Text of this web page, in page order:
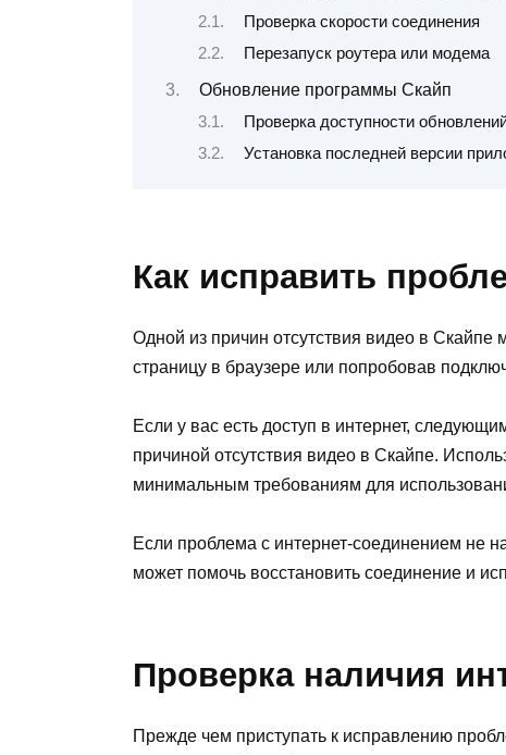
Проверка скорости соединения
Перезапуск роутера или модема
Обновление программы Скайп
Проверка доступности
Установка последней версии
Как исправить
Одной из причин отсутствия видео в Скайпе
страницу в браузере или попробовав
Если у вас есть доступ в интернет,
причиной отсутствия видео в Скайпе.
минимальным требованиям для
Если проблема с интернет-соединением не
может помочь восстановить соединение и
Проверка наличия
Прежде чем приступать к исправлению